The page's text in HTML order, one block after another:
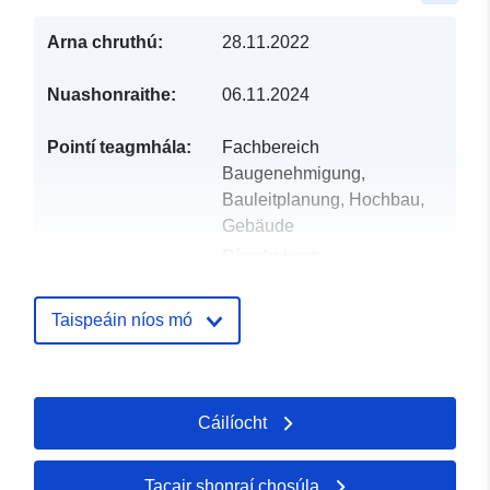
Arna chruthú: 28.11.2022
Nuashonraithe: 06.11.2024
Pointí teagmhála:
Fachbereich
Baugenehmigung,
Bauleitplanung, Hochbau,
Gebäude
Apen, 26889, Deutschland
Curtha le data.europa.eu:
February 2026
Nuashonraithe ar data.europa.eu:
Taispeáin níos mó
Cáilíocht